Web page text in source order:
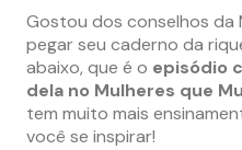
Gostou dos conselhos da
pegar seu caderno da
abaixo, que é o episódio
dela no Mulheres que
tem muito mais
você se inspirar!